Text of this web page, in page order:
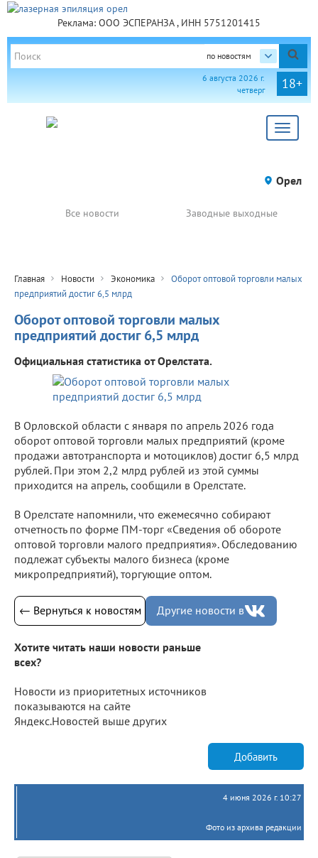
Реклама: ООО ЭСПЕРАНЗА , ИНН 5751201415
по новостям
18+
6 августа 2026 г.
четверг
Toggle
Орел
Все новости Заводные выходные
Главная Новости Экономика
Оборот оптовой торговли малых
предприятий достиг 6,5 млрд
Оборот оптовой торговли малых
предприятий достиг 6,5 млрд
Официальная статистика от Орелстата.
В Орловской области с января по апрель 2026 года
оборот оптовой торговли малых предприятий (кроме
продажи автотранспорта и мотоциклов) достиг 6,5 млрд
рублей. При этом 2,2 млрд рублей из этой суммы
приходится на апрель, сообщили в Орелстате.
В Орелстате напомнили, что ежемесячно собирают
отчетность по форме ПМ-торг «Сведения об обороте
оптовой торговли малого предприятия». Обследованию
подлежат субъекты малого бизнеса (кроме
микропредприятий), торгующие оптом.
← Вернуться к новостям Другие новости в
Хотите читать наши новости раньше
всех?
Новости из приоритетных источников
показываются на сайте
Яндекс.Новостей выше других
Добавить
4 июня 2026 г. 10:27
Фото из архива редакции